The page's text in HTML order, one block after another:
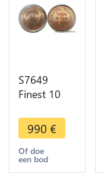
S7649
Finest 10
Balloon
Essai Siège
Paris Kepler
1870 PCGS
990 €
Of doe
een bod